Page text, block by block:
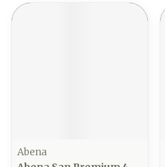
Abena